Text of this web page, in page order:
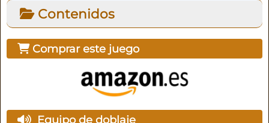
Contenidos
Comprar este juego
Equipo de doblaje